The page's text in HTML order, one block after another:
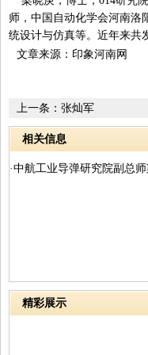
师，中国自动化学会河南洛
统设计与仿真等。近年来共
文章来源：印象河南网
上一条： 张灿军
相关信息
·中航工业导弹研究院副总
精彩展示